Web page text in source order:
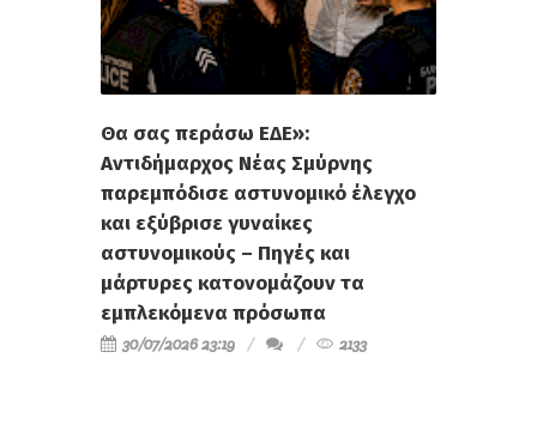
Θα σας περάσω ΕΔΕ»:
Αντιδήμαρχος Νέας Σμύρνης
παρεμπόδισε αστυνομικό έλεγχο
και εξύβρισε γυναίκες
αστυνομικούς – Πηγές και
μάρτυρες κατονομάζουν τα
εμπλεκόμενα πρόσωπα
30/07/2026 23:19 2133